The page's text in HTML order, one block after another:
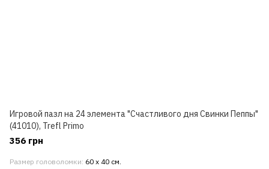
Игровой пазл на 24 элемента "Счастливого дня Свинки Пеппы"
(41010), Trefl Primo
356 грн
Размер головоломки 60 х 40 см.